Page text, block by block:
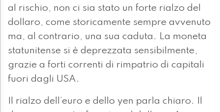
al rischio, non ci sia stato un forte rialzo del
dollaro, come storicamente sempre avvenuto
ma, al contrario, una sua caduta. La moneta
statunitense si è deprezzata sensibilmente,
grazie a forti correnti di rimpatrio di capitali
fuori dagli USA.
Il rialzo dell’euro e dello yen parla chiaro. Il